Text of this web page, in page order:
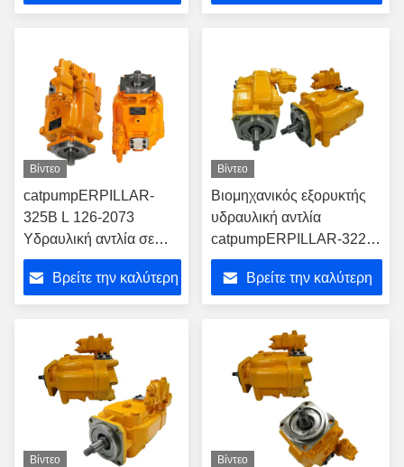
Βίντεο
catpumpERPILLAR-
325B L 126-2073
Υδραυλική αντλία σε
εξορυκτήρα για την
κατασκευή
Βρείτε την καλύτερη
Βίντεο
Βιομηχανικός εξορυκτής
υδραυλική αντλία
catpumpERPILLAR-322N
Backhoe υδραυλική αντλία
Βρείτε την καλύτερη
Βίντεο Βίντεο